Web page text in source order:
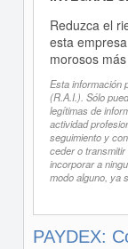
Reduzca el
esta
morosos
Esta información
(R.A.I.). Sólo
legítimas de
actividad
seguimiento y
ceder o
incorporar a
modo alguno, ya
PAYDEX: